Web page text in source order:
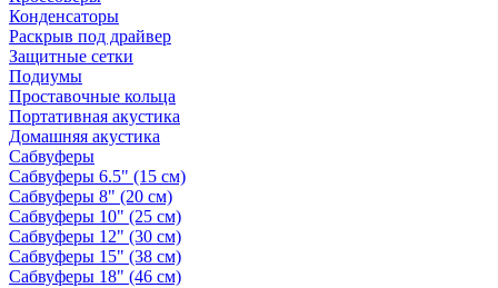
Конденсаторы
Раскрыв под драйвер
Защитные сетки
Подиумы
Проставочные кольца
Портативная акустика
Домашняя акустика
Сабвуферы
Сабвуферы 6.5" (15 см)
Сабвуферы 8" (20 см)
Сабвуферы 10" (25 см)
Сабвуферы 12" (30 см)
Сабвуферы 15" (38 см)
Сабвуферы 18" (46 см)